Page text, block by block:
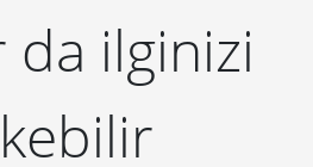
da ilginizi